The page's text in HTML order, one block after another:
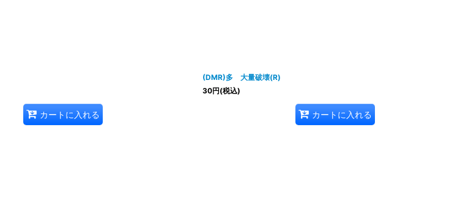
カートに入れる
(DMR)多 大量破壊(R)
30円(税込)
カートに入れる